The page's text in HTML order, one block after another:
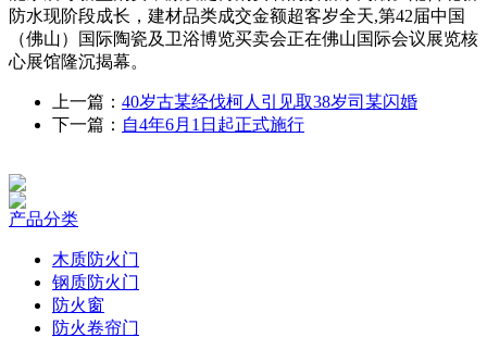
防水现阶段成长，建材品类成交金额超客岁全天,第42届中国
（佛山）国际陶瓷及卫浴博览买卖会正在佛山国际会议展览核
心展馆隆沉揭幕。
上一篇： 40岁古某经伐柯人引见取38岁司某闪婚
下一篇： 自4年6月1日起正式施行
产品分类
木质防火门
钢质防火门
防火窗
防火卷帘门